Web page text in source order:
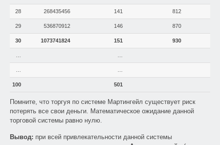
28 268435456 141 812
29 536870912 146 870
30 1073741824 151 930
100 501
Помните, что торгуя по системе Мартингейл существует риск
потерять все свои деньги. Математическое ожидание данной
торговой системы равно нулю.
Вывод: при всей привлекательности данной системы